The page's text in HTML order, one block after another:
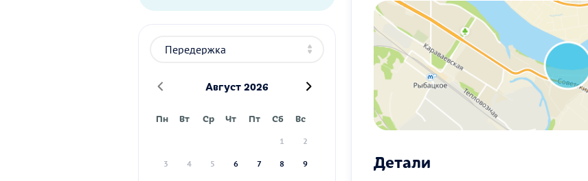
Август 2026
Пн Вт Ср Чт Пт Сб Вс
1 2
3 4 5 6 7 8 9 Детали